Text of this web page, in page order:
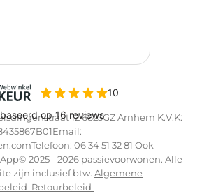
12 6823GZ Arnhem K.V.K:
06 34 51 32 81 Ook
2025 - 2026 passievoorwonen. Alle
zijn inclusief btw. Algemene
Retourbeleid